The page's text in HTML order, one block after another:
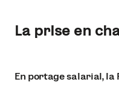
La prise en
En portage salarial, la